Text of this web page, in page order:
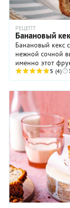
РЕЦЕПТ
Банановый
Банановый кекс
нежной сочной
именно этот
крахмала и5 (4)